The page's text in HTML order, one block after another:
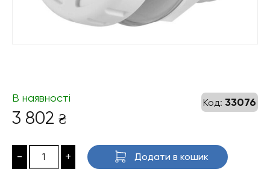
Код: 33076
В наявності
3 802 ₴
- + Додати в кошик